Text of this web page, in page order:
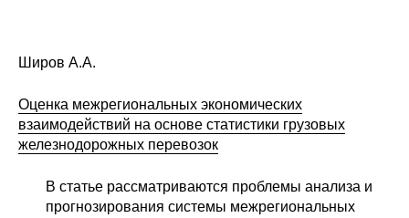
экономика России»
Кафедра МФТИ
Широв А.А.
Оценка межрегиональных экономических
взаимодействий на основе статистики грузовых
железнодорожных перевозок
В статье рассматриваются проблемы анализа и
прогнозирования системы межрегиональных